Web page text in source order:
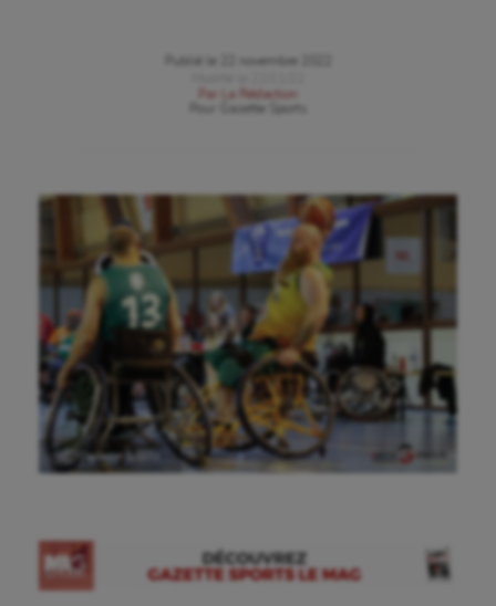
Auto
Publié le
22 novembre 2022
Par
La Rédaction
Gazette Sports
Ⓒ Gazette Sports